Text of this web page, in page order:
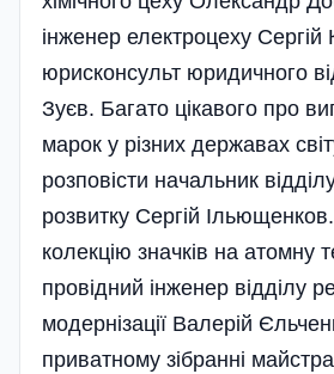
інженер електроцеху Сергій
юрисконсульт юридичного
Зуєв. Багато цікавого про
марок у різних державах
розповісти начальник
розвитку Сергій
колекцію значків на атомну
провідний інженер відділу
модернізації Валерій
приватному зібранні